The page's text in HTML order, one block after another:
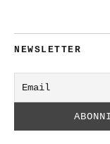
NEWSLETTER